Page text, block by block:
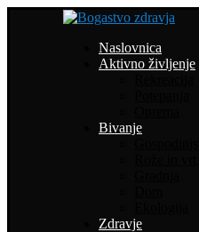
Naslovnica
Aktivno življenje
Bivanje
Zdravje